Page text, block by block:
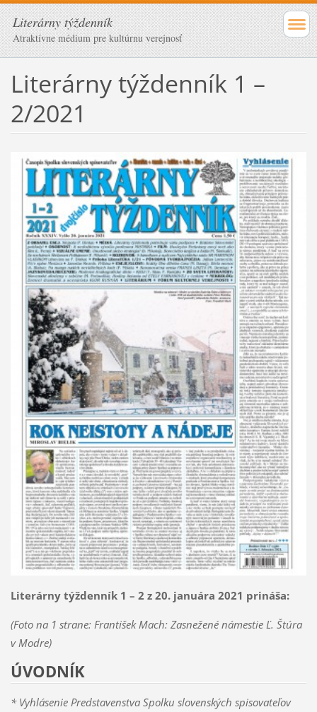
Literárny týždenník
Atraktívne médium pre kultúrnu verejnosť
Literárny týždenník 1 –
2/2021
Literárny týždenník 1 – 2 z 20. januára 2021 prináša:
(Foto na 1 strane: František Mach: Zasnežené námestie Ľ. Štúra
v Modre)
ÚVODNÍK
* Vyhlásenie Predstavenstva Spolku slovenských spisovateľov